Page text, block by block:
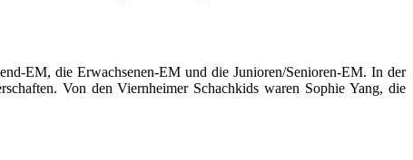
EM, die Erwachsenen-EM und die Junioren/Senioren-EM. In der
Von den Viernheimer Schachkids waren Sophie Yang, die